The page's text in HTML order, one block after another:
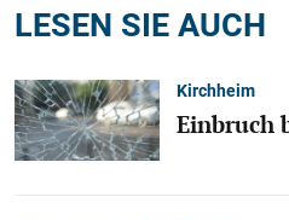
LESEN SIE AUCH
Kirchheim
Einbruch